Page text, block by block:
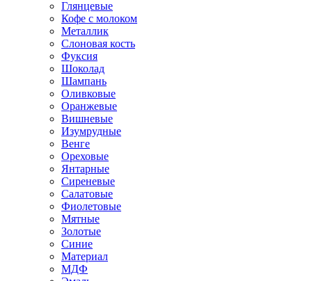
Глянцевые
Кофе с молоком
Металлик
Слоновая кость
Фуксия
Шоколад
Шампань
Оливковые
Оранжевые
Вишневые
Изумрудные
Венге
Ореховые
Янтарные
Сиреневые
Салатовые
Фиолетовые
Мятные
Золотые
Синие
Материал
МДФ